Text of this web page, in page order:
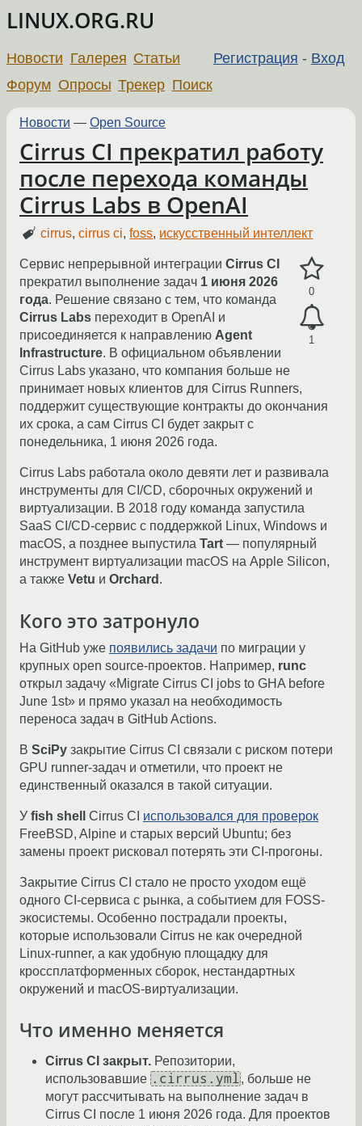
LINUX.ORG.RU
Регистрация - Вход
Новости Галерея Статьи
Форум Опросы Трекер Поиск
Новости — Open Source
Cirrus CI прекратил работу
после перехода команды
Cirrus Labs в OpenAI
cirrus,cirrus ci,foss, искусственный интеллект
0
1
Сервис непрерывной интеграции Cirrus CI
прекратил выполнение задач 1 июня 2026
года. Решение связано с тем, что команда
Cirrus Labs переходит в OpenAI и
присоединяется к направлению Agent
Infrastructure. В официальном объявлении
Cirrus Labs указано, что компания больше не
принимает новых клиентов для Cirrus Runners,
поддержит существующие контракты до окончания
их срока, а сам Cirrus CI будет закрыт с
понедельника, 1 июня 2026 года.
Cirrus Labs работала около девяти лет и развивала
инструменты для CI/CD, сборочных окружений и
виртуализации. В 2018 году команда запустила
SaaS CI/CD-сервис с поддержкой Linux, Windows и
macOS, а позднее выпустила Tart — популярный
инструмент виртуализации macOS на Apple Silicon,
а также Vetu и Orchard .
Кого это затронуло
На GitHub уже появились задачи по миграции у
крупных open source-проектов. Например, runc
открыл задачу «Migrate Cirrus CI jobs to GHA before
June 1st» и прямо указал на необходимость
переноса задач в GitHub Actions.
В SciPy закрытие Cirrus CI связали с риском потери
GPU runner-задач и отметили, что проект не
единственный оказался в такой ситуации.
У fish shell Cirrus CI использовался для проверок
FreeBSD, Alpine и старых версий Ubuntu; без
замены проект рисковал потерять эти CI-прогоны.
Закрытие Cirrus CI стало не просто уходом ещё
одного CI-сервиса с рынка, а событием для FOSS-
экосистемы. Особенно пострадали проекты,
которые использовали Cirrus не как очередной
Linux-runner, а как удобную площадку для
кроссплатформенных сборок, нестандартных
окружений и macOS-виртуализации.
Что именно меняется
Cirrus CI закрыт. Репозитории,
использовавшие .cirrus.yml, больше не
могут рассчитывать на выполнение задач в
Cirrus CI после 1 июня 2026 года. Для проектов